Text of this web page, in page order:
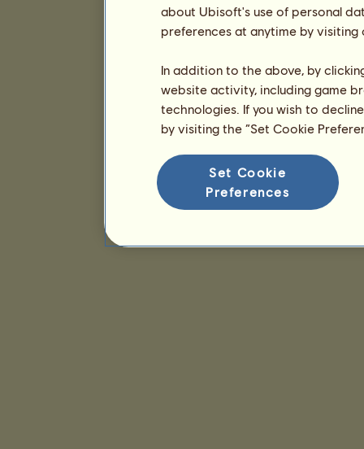
about Ubisoft's use of personal
preferences at anytime by
In addition to the above, by
website activity, including game
technologies. If you wish to
by visiting the “Set Cookie
Set Cookie
Preferences